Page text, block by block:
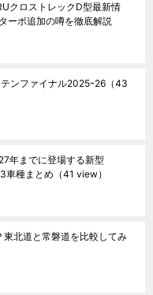
クロストレックD型最新情
ーボ追加の噂を徹底解説
ンファイナル2025ｰ26 （43
年までに登場する新型
車種まとめ （41 view）
北道と常磐道を比較してみ